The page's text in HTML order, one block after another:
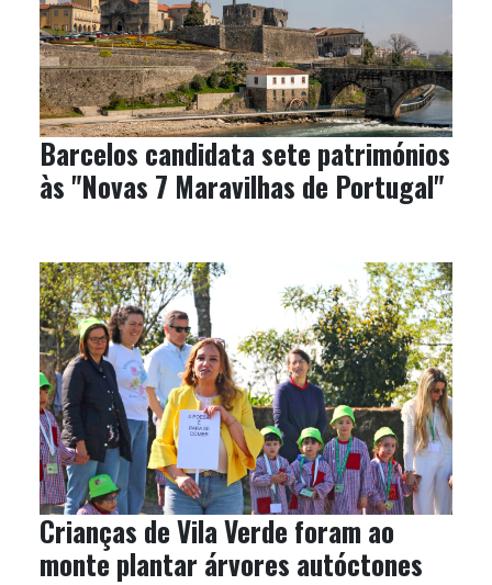
Barcelos candidata sete patrimónios
às "Novas 7 Maravilhas de Portugal"
Crianças de Vila Verde foram ao
monte plantar árvores autóctones